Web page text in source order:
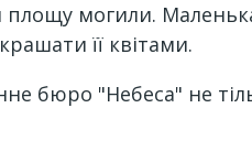
могили.
її квітами.
бюро "Небеса" не